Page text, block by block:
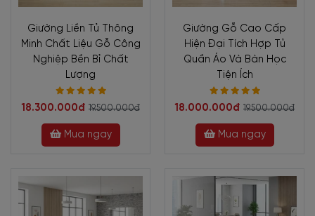
Giường Liền Tủ Thông
Minh Chất Liệu Gỗ Công
Nghiệp Bền Bỉ Chất
Lượng
18.300.000đ 19.500.000đ
Mua ngay
Giường Gỗ Cao Cấp
Hiện Đại Tích Hợp Tủ
Quần Áo Và Bàn Học
Tiện Ích
18.000.000đ 19.500.000đ
Mua ngay